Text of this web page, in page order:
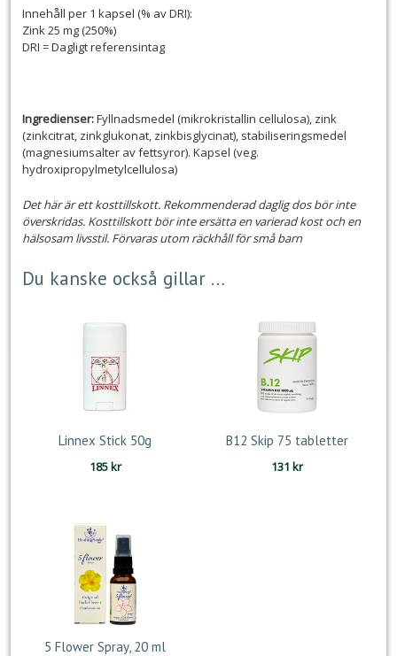
Innehåll per 1 kapsel (% av DRI):
Zink 25 mg (250%)
DRI = Dagligt referensintag
Ingredienser:Fyllnadsmedel (mikrokristallin cellulosa), zink
(zinkcitrat, zinkglukonat, zinkbisglycinat), stabiliseringsmedel
(magnesiumsalter av fettsyror). Kapsel (veg.
hydroxipropylmetylcellulosa)
Det här är ett kosttillskott. Rekommenderad daglig dos bör inte
överskridas. Kosttillskott bör inte ersätta en varierad kost och en
hälsosam livsstil. Förvaras utom räckhåll för små barn
Du kanske också gillar …
Linnex Stick 50g
185kr
B12 Skip 75 tabletter
131 kr
5 Flower Spray, 20 ml